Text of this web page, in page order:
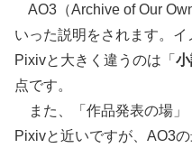
AO3（Archive of Our
いった説明をされます。イ
Pixivと大きく違うのは「
点です。
また、「作品発表の場」
Pixivと近いですが、AO3